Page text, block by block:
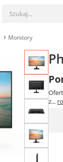
Monitory
z...